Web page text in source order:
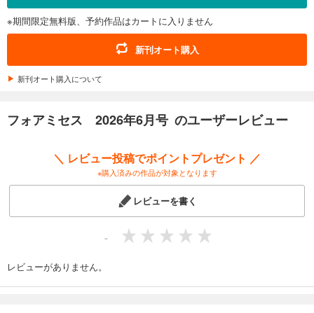
試し読み
あらすじを表示する
フォアミセス 2025年10月号
660円 (税込)
あらすじを表示する
※期間限定無料版、予約作品はカートに入りません
新刊オート購入
新刊オート購入について
フォアミセス 2026年6月号 のユーザーレビュー
＼ レビュー投稿でポイントプレゼント ／
※購入済みの作品が対象となります
レビューを書く
-
レビューがありません。